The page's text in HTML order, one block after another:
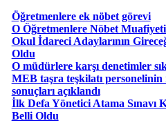
Öğretmenlere ek nöbet görevi
O Öğretmenlere Nöbet
Okul İdareci Adaylarının
Oldu
O müdürlere karşı denetimler
MEB taşra teşkilatı personelinin
sonuçları açıklandı
İlk Defa Yönetici Atama Sınavı
Belli Oldu